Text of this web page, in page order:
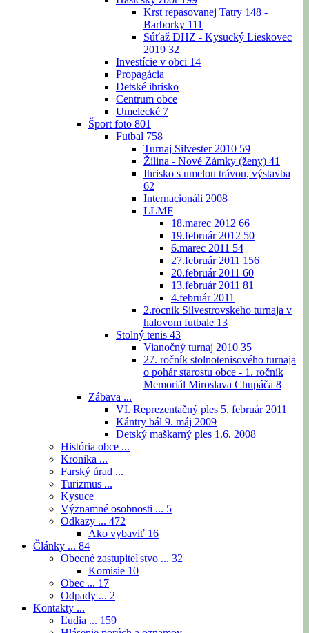
Krst repasovanej Tatry 148 -
Barborky 111
Súťaž DHZ - Kysucký Lieskovec
2019 32
Investície v obci 14
Propagácia
Detské ihrisko
Centrum obce
Umelecké 7
Šport foto 801
Futbal 758
Turnaj Silvester 2010 59
Žilina - Nové Zámky (ženy) 41
Ihrisko s umelou trávou, výstavba
62
Internacionáli 2008
LLMF
18.marec 2012 66
19.február 2012 50
6.marec 2011 54
27.február 2011 156
20.február 2011 60
13.február 2011 81
4.február 2011
2.rocnik Silvestrovskeho turnaja v
halovom futbale 13
Stolný tenis 43
Vianočný turnaj 2010 35
27. ročník stolnotenisového turnaja
o pohár starostu obce - 1. ročník
Memoriál Miroslava Chupáča 8
Zábava ...
VI. Reprezentačný ples 5. február 2011
Kántry bál 9. máj 2009
Detský maškarný ples 1.6. 2008
História obce ...
Kronika ...
Farský úrad ...
Turizmus ...
Kysuce
Významné osobnosti ... 5
Odkazy ... 472
Ako vybaviť 16
Články ... 84
Obecné zastupiteľstvo ... 32
Komisie 10
Obec ... 17
Odpady ... 2
Kontakty ...
Ľudia ... 159